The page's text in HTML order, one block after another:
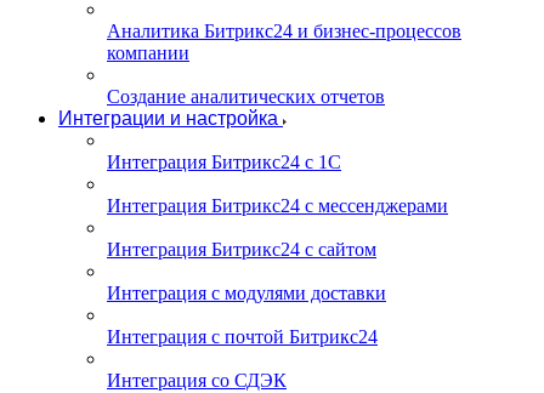
Аналитика Битрикс24 и бизнес-процессов
компании
Создание аналитических отчетов
Интеграции и настройка
Интеграция Битрикс24 с 1С
Интеграция Битрикс24 с мессенджерами
Интеграция Битрикс24 с сайтом
Интеграция с модулями доставки
Интеграция с почтой Битрикс24
Интеграция со СДЭК